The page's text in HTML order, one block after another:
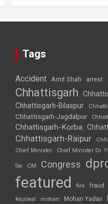
Tags
Accident Amit Shah arrest
Chhattisgarh
Chhattisgarh-Bilaspur
Chhattisgarh-Jagdalpur
Chhattisgarh-Korba
Chhattisgarh-Raipur
Chief Minister
Chief Minister Dr.
Sai CM Congress
featured fire fraud
Kejriwal mohan Mohan Yadav